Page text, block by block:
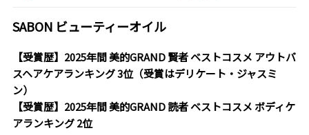
SABON ビューティーオイル
【受賞歴】2025年間 美的GRAND 賢者 ベストコスメ アウトバ
スヘアケアランキング 3位（受賞はデリケート・ジャスミ
ン）
【受賞歴】2025年間 美的GRAND 読者 ベストコスメ ボディケ
アランキング 2位